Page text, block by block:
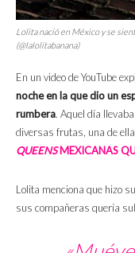
Lolita nació en México y se
(@lalolitabanana)
En un video de YouTube
noche en la que dio un
rumbera. Aquel día
diversas frutas, una de
QUEENSMEXICANAS
Lolita menciona que hizo
sus compañeras quería